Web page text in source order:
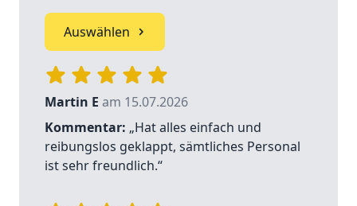
Auswählen
Martin E am 15.07.2026
Kommentar: „Hat alles einfach und
reibungslos geklappt, sämtliches Personal
ist sehr freundlich.“